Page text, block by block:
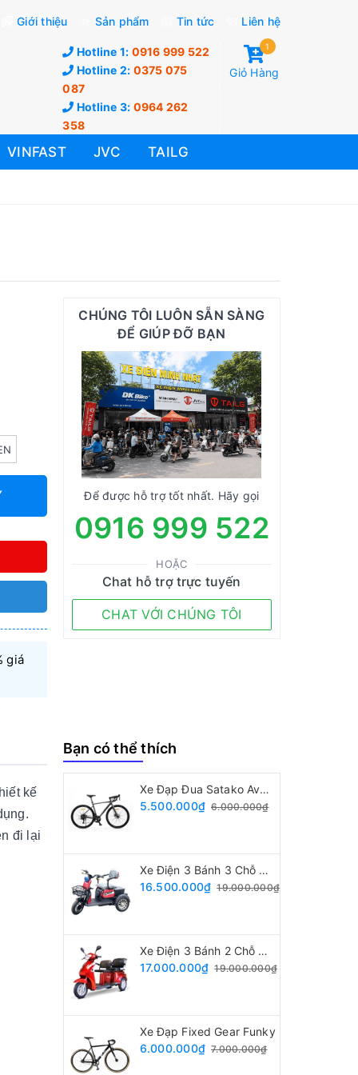
Giới thiệu Sản phẩm Tin tức Liên hệ
Hotline 1: 0916 999 522
Hotline 2: 0375 075
087
Hotline 3: 0964 262
358
1
Giỏ Hàng
VINFAST JVC TAILG
giá
CHÚNG TÔI LUÔN SẴN SÀNG
ĐỂ GIÚP ĐỠ BẠN
Để được hỗ trợ tốt nhất. Hãy gọi
0916 999 522
HOẶC
Chat hỗ trợ trực tuyến
CHAT VỚI CHÚNG TÔI
kế
đi lại
Bạn có thể thích
Xe Đạp Đua Satako Avakan
5.500.000₫ 6.000.000₫
Xe Điện 3 Bánh 3 Chỗ Ngồi
16.500.000₫ 19.000.000₫
Xe Điện 3 Bánh 2 Chỗ Ngồi
17.000.000₫ 19.000.000₫
Xe Đạp Fixed Gear Funky
6.000.000₫ 7.000.000₫